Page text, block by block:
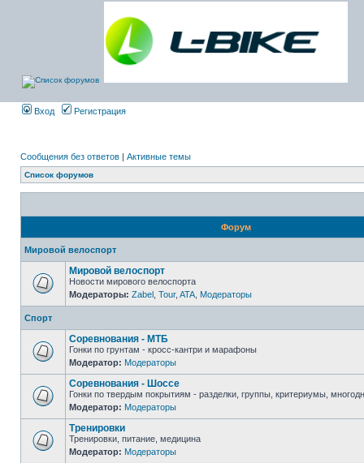
Вход Регистрация
Сообщения без ответов | Активные темы
Список форумов
Форум
Мировой велоспорт
Мировой велоспорт
Новости мирового велоспорта
Модераторы: Zabel Tour, ATA Модераторы
Спорт
Соревнования - МТБ
Гонки по грунтам - кросс-кантри и марафоны
Модератор: Модераторы
Соревнования - Шоссе
Гонки по твердым покрытиям - разделки, группы, критериумы,
Модератор: Модераторы
Тренировки
Тренировки, питание, медицина
Модератор: Модераторы